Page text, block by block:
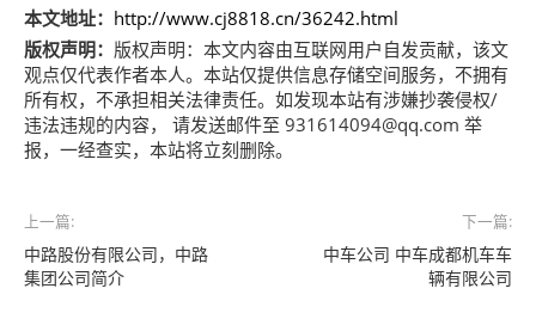
本文地址： http://www.cj8818.cn/36242.html
版权声明： 版权声明： 本文内容由互联网用户自发贡献，该文
观点仅代表作者本人。本站仅提供信息存储空间服务，不拥有
所有权，不承担相关法律责任。如发现本站有涉嫌抄袭侵权/
违法违规的内容， 请发送邮件至 931614094@qq.com 举
报，一经查实，本站将立刻删除。
上一篇:
中路股份有限公司，中路
集团公司简介
下一篇:
中车公司 中车成都机车车
辆有限公司